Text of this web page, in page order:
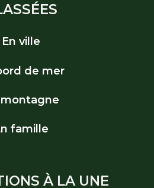
En ville
de mer
montagne
famille
À LA UNE